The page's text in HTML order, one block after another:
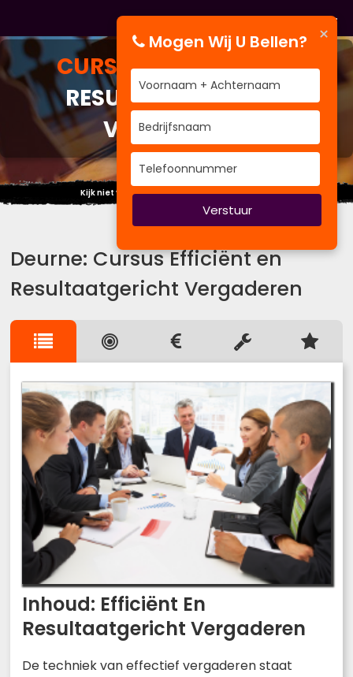
CURSUSEFFICIËNT EN
RESULTAATGERICHT
VERGADEREN
Kijk niet veel betekenend maar beteken veel.
Deurne: Cursus Efficiënt en
Resultaatgericht Vergaderen
Inhoud: Efficiënt En
Resultaatgericht Vergaderen
De techniek van effectief vergaderen staat
×
Mogen Wij U Bellen?
Verstuur